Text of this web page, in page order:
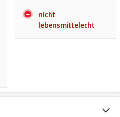
nicht
lebensmittelecht